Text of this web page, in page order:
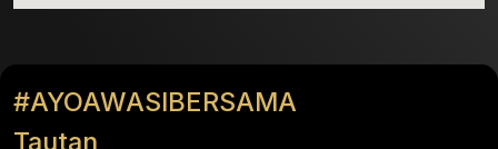
#AYOAWASIBERSAMA
Tautan